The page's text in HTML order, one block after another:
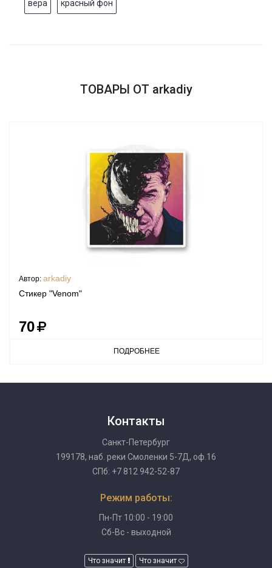
вера красный фон
ТОВАРЫ ОТ arkadiy
Автор: arkadiy
Стикер "Venom"
70
ПОДРОБНЕЕ
Контакты
Санкт-Петербург
199178, наб. реки Смоленки 5-7Д, оф.16
СПб: +7 812 942-52-87
Режим работы:
Пн-Пт 10:00 - 19:00
Сб-Вс - выходной
Что значит Что значит